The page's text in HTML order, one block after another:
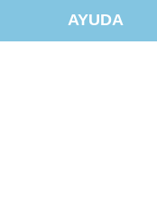
AYUDA